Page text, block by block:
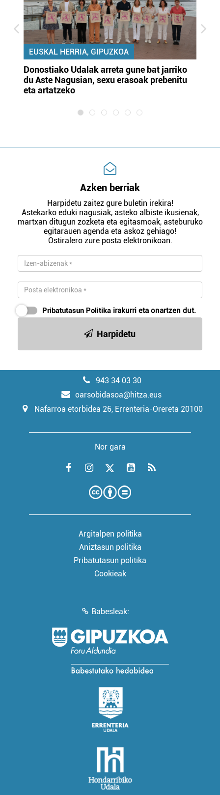
EUSKAL HERRIA, GIPUZKOA
Donostiako Udalak arreta gune bat jarriko
du Aste Nagusian, sexu erasoak prebenitu
eta artatzeko
Azken berriak
Harpidetu zaitez gure buletin irekira!
Astekarko eduki nagusiak, asteko albiste ikusienak,
martxan ditugun zozketa eta egitasmoak, asteburuko
egitarauen agenda eta askoz gehiago!
Ostiralero zure posta elektronikoan.
Pribatutasun Politika irakurri eta onartzen dut.
Harpidetu
943 34 03 30
oarsobidasoa@hitza.eus
Nafarroa etorbidea 26, Errenteria-Orereta 20100
Nor gara
Argitalpen politika
Aniztasun politika
Pribatutasun politika
Cookieak
Babesleak: